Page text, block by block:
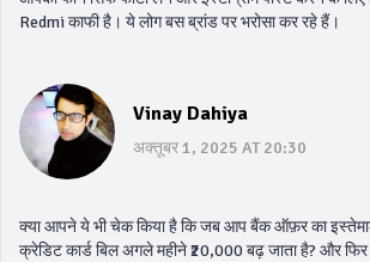
Redmi काफी है। ये लोग बस ब्रांड पर भरोसा कर रहे हैं।
Vinay Dahiya
अक्तूबर 1, 2025 AT 20:30
क्या आपने ये भी चेक किया है कि जब आप बैंक ऑफ़र का
क्रेडिट कार्ड बिल अगले महीने ₹20,000 बढ़ जाता है? और